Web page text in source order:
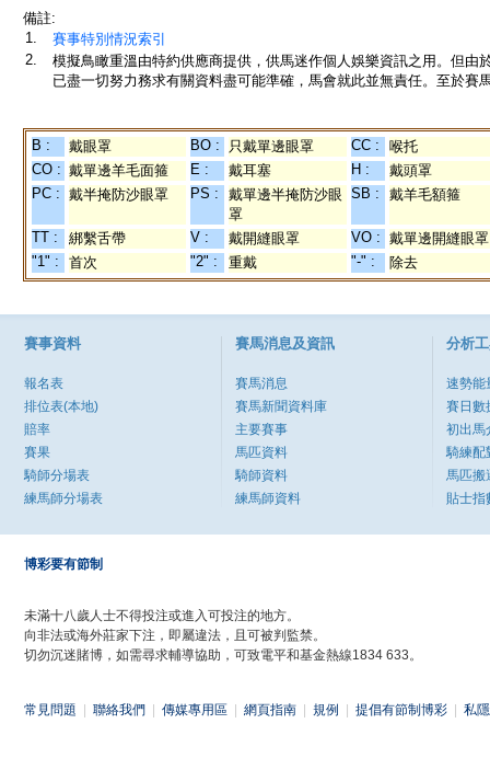
備註:
1.
賽事特別情況索引
2.
模擬鳥瞰重溫由特約供應商提供，供馬迷作個人娛樂資訊之用。但
已盡一切努力務求有關資料盡可能準確，馬會就此並無責任。至於賽
B : 戴眼罩 BO : 只戴單邊眼罩 CC :
喉托
CO : 戴單邊羊毛面箍 E : 戴耳塞 H :
戴頭罩
PC : 戴半掩防沙眼罩 PS :
戴單邊半掩防沙眼
罩
SB : 戴羊毛額箍
TT : 綁繫舌帶 V : 戴開縫眼罩 VO : 戴單邊開縫眼罩
"1" :
首次 "2" : 重戴 "-" : 除去
賽事資料
報名表
排位表(本地)
賠率
賽果
騎師分場表
練馬師分場表
賽馬消息及資訊
賽馬消息
賽馬新聞資料庫
主要賽事
馬匹資料
騎師資料
練馬師資料
分析
速勢能
賽日數
初出馬
騎練配
馬匹搬
貼士指
博彩要有節制
未滿十八歲人士不得投注或進入可投注的地方。
向非法或海外莊家下注，即屬違法，且可被判監禁。
切勿沉迷賭博，如需尋求輔導協助，可致電平和基金熱線1834 633。
常見問題 聯絡我們 傳媒專用區 網頁指南 規例 提倡有節制博彩 私